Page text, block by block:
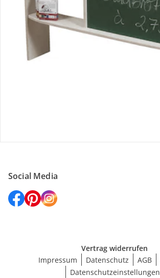
Sicher einkaufen
Social Media
Vertrag widerrufen
Impressum
Datenschutz AGB
Datenschutzeinstellungen